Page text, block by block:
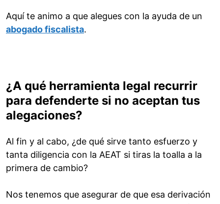
Aquí te animo a que alegues con la ayuda de un
abogado fiscalista.
¿A qué herramienta legal recurrir
para defenderte si no aceptan tus
alegaciones?
Al fin y al cabo, ¿de qué sirve tanto esfuerzo y
tanta diligencia con la AEAT si tiras la toalla a la
primera de cambio?
Nos tenemos que asegurar de que esa derivación